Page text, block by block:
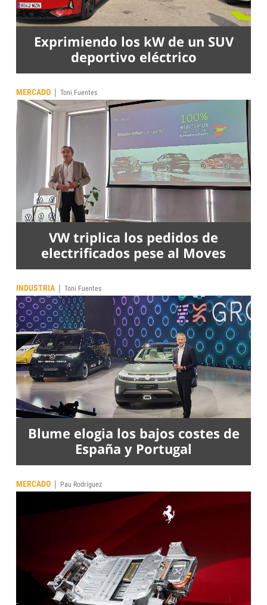
Exprimiendo los kW de un SUV
deportivo eléctrico
MERCADO | Toni Fuentes
VW triplica los pedidos de
electrificados pese al Moves
INDUSTRIA | Toni Fuentes
Blume elogia los bajos costes de
España y Portugal
MERCADO | Pau Rodríguez